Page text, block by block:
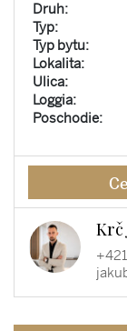
Druh:
Typ:
Typ bytu:
Lokalita:
Ulica:
Loggia:
Poschodie:
Krč